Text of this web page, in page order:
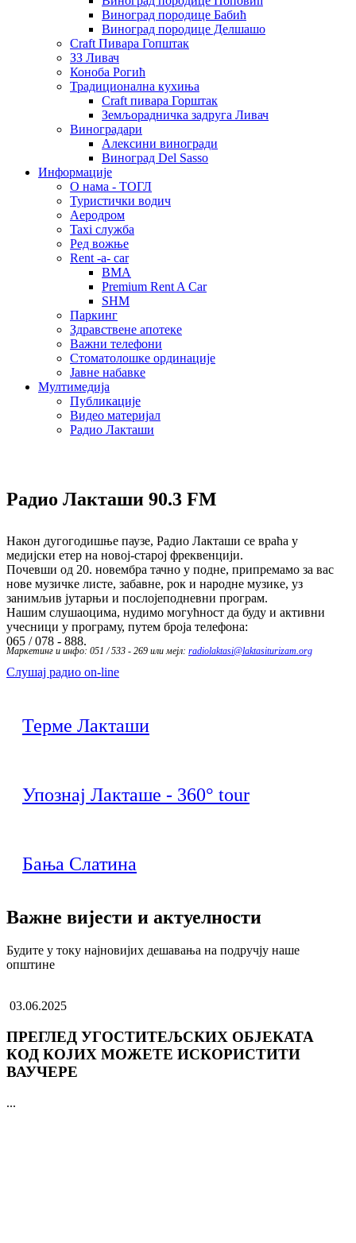
Виноград породице Бабић
Виноград породице Делшашо
Craft Пивара Гопштак
ЗЗ Ливач
Коноба Рогић
Традиционална кухиња
Craft пивара Горштак
Земљорадничка задруга Ливач
Виноградари
Алексини виногради
Виноград Del Sasso
Информације
О нама - ТОГЛ
Туристички водич
Аеродром
Taxi служба
Ред вожње
Rent -a- car
BMA
Premium Rent A Car
SHM
Паркинг
Здравствене апотеке
Важни телефони
Стоматолошке ординације
Јавне набавке
Мултимедија
Публикације
Видео материјал
Радио Лакташи
Радио Лакташи 90.3 FM
Након дугогодишње паузе, Радио Лакташи се враћа у
медијски етер на новој-старој фреквенцији.
Почевши од 20. новембра тачно у подне, припремамо за вас
нове музичке листе, забавне, рок и народне музике, уз
занимљив јутарњи и послојеподневни програм.
Нашим слушаоцима, нудимо могућност да буду и активни
учесници у програму, путем броја телефона:
065 / 078 - 888.
Маркетинг и инфо: 051 / 533 - 269 или мејл: radiolaktasi@laktasiturizam.org
Слушај радио on-line
Терме Лакташи
Упознај Лакташе - 360° tour
Бања Слатина
Важне вијести и актуелности
Будите у току најновијих дешавања на подручју наше
општине
03.06.2025
ПРЕГЛЕД УГОСТИТЕЉСКИХ ОБЈЕКАТА
КОД КОЈИХ МОЖЕТЕ ИСКОРИСТИТИ
ВАУЧЕРЕ
...